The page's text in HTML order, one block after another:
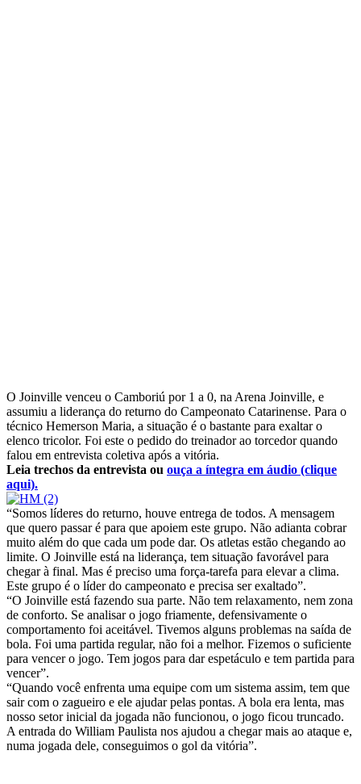
O Joinville venceu o Camboriú por 1 a 0, na Arena Joinville, e
assumiu a liderança do returno do Campeonato Catarinense. Para o
técnico Hemerson Maria, a situação é o bastante para exaltar o
elenco tricolor. Foi este o pedido do treinador ao torcedor quando
falou em entrevista coletiva após a vitória.
Leia trechos da entrevista ou ouça a íntegra em áudio (clique
aqui).
“Somos líderes do returno, houve entrega de todos. A mensagem
que quero passar é para que apoiem este grupo. Não adianta cobrar
muito além do que cada um pode dar. Os atletas estão chegando ao
limite. O Joinville está na liderança, tem situação favorável para
chegar à final. Mas é preciso uma força-tarefa para elevar a clima.
Este grupo é o líder do campeonato e precisa ser exaltado”.
“O Joinville está fazendo sua parte. Não tem relaxamento, nem zona
de conforto. Se analisar o jogo friamente, defensivamente o
comportamento foi aceitável. Tivemos alguns problemas na saída de
bola. Foi uma partida regular, não foi a melhor. Fizemos o suficiente
para vencer o jogo. Tem jogos para dar espetáculo e tem partida para
vencer”.
“Quando você enfrenta uma equipe com um sistema assim, tem que
sair com o zagueiro e ele ajudar pelas pontas. A bola era lenta, mas
nosso setor inicial da jogada não funcionou, o jogo ficou truncado.
A entrada do William Paulista nos ajudou a chegar mais ao ataque e,
numa jogada dele, conseguimos o gol da vitória”.